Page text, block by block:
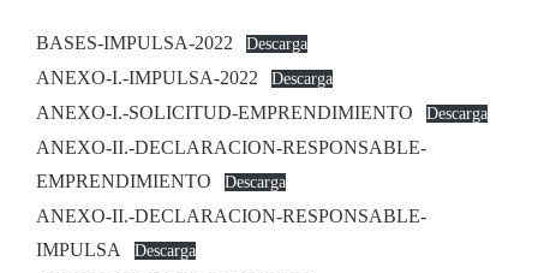
BASES-IMPULSA-2022 Descarga
ANEXO-I.-IMPULSA-2022 Descarga
ANEXO-I.-SOLICITUD-EMPRENDIMIENTO Descarga
ANEXO-II.-DECLARACION-RESPONSABLE-
EMPRENDIMIENTO
Descarga
ANEXO-II.-DECLARACION-RESPONSABLE-
IMPULSA
Descarga